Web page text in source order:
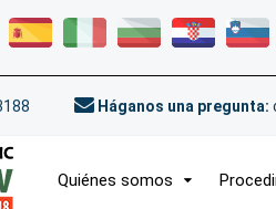
Háganos una pregunta:
Quiénes somos